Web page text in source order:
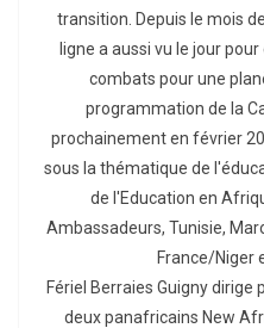
transition. Depuis le mois
ligne a aussi vu le jour
combats pour une
programmation de la
prochainement en février
sous la thématique de
de l'Education en
Ambassadeurs, Tunisie,
France/Niger
Fériel Berraies Guigny dirige
deux panafricains New